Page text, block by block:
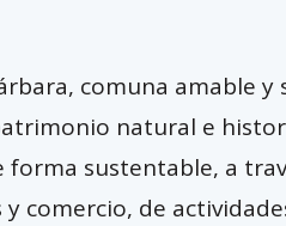
comuna amable
natural e
forma sustentable, a
y comercio, de